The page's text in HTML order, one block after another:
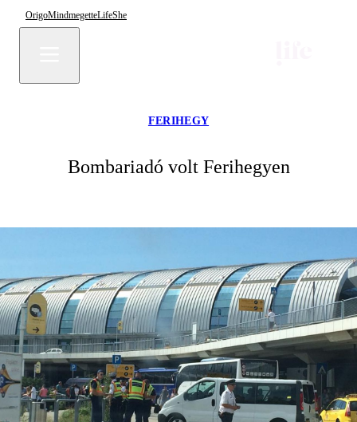
OrigoMindmegetteLifeShe
FERIHEGY
Bombariadó volt Ferihegyen